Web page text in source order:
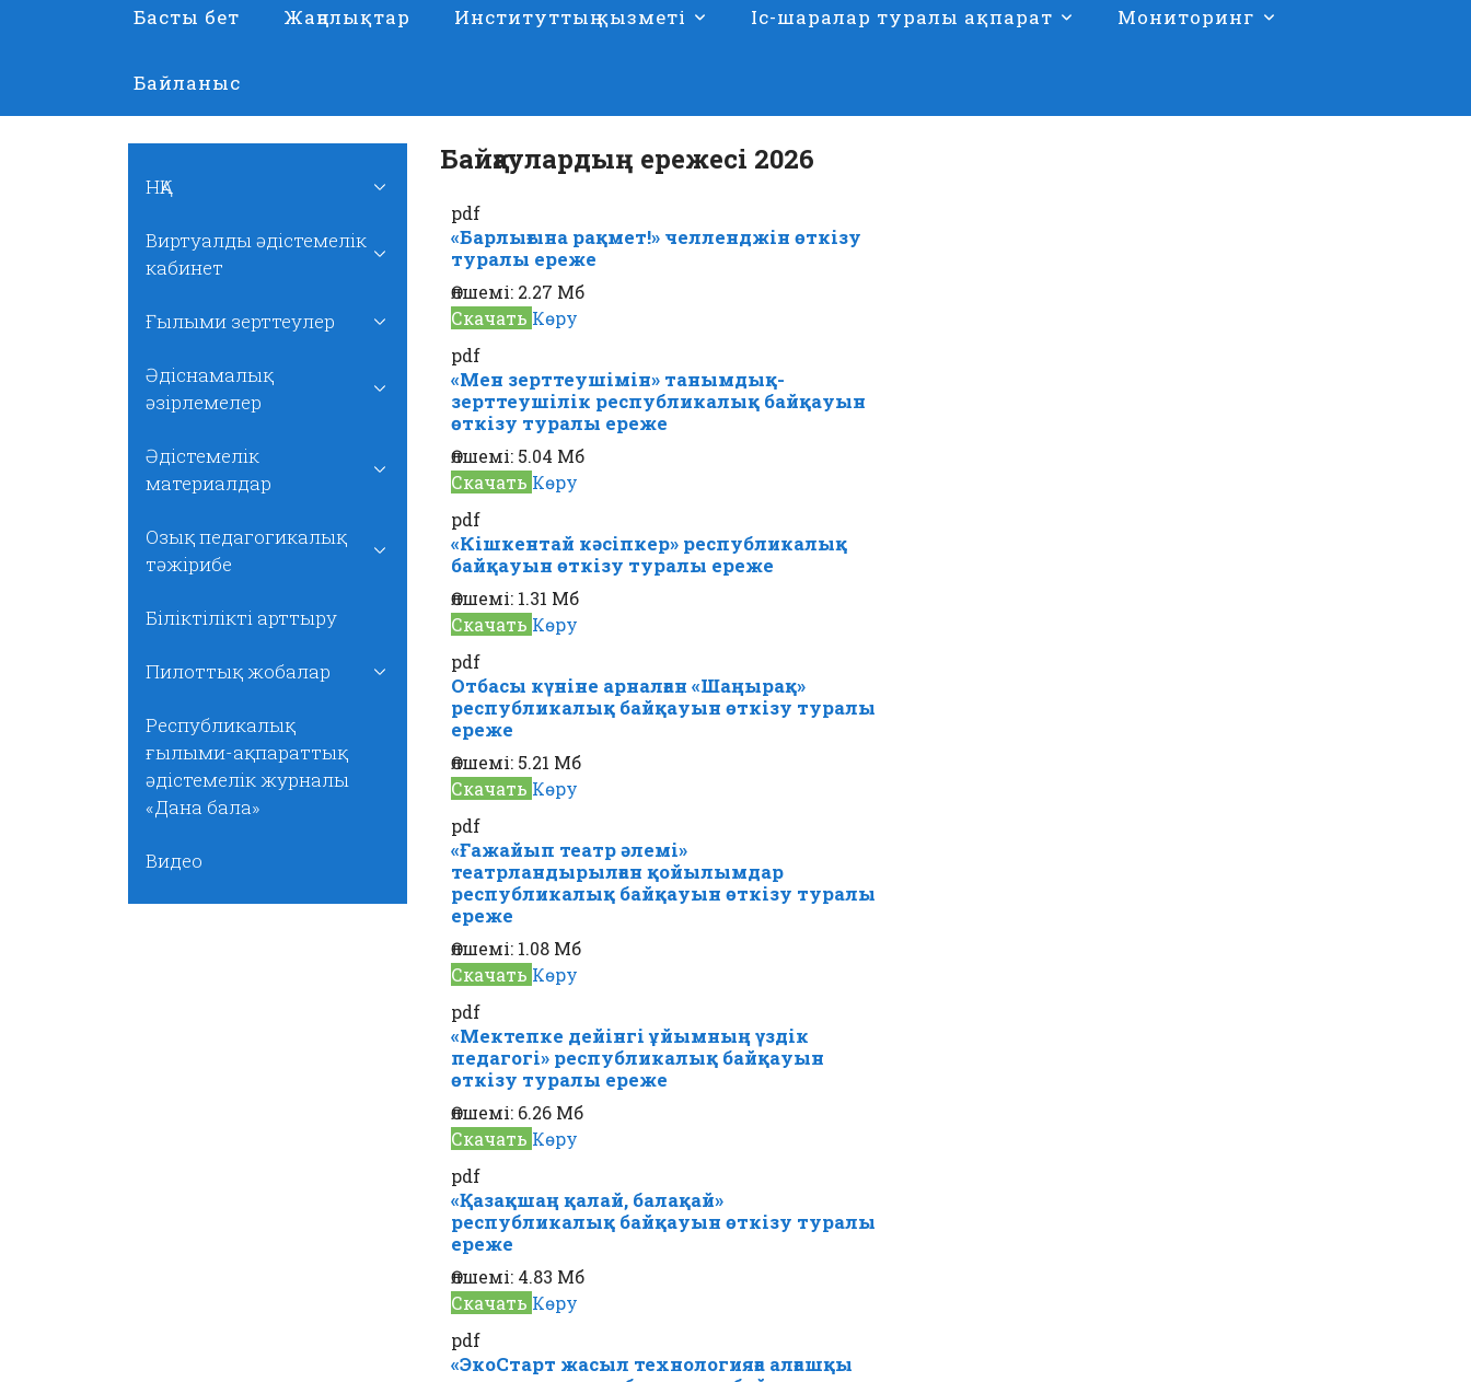
Басты бет Жаңалықтар Институттың қызметі Іс-шаралар туралы ақпарат Мониторинг
Байланыс
НҚА
Виртуалды әдістемелік
кабинет
Ғылыми зерттеулер
Әдіснамалық
әзірлемелер
Әдістемелік
материалдар
Озық педагогикалық
тәжірибе
Біліктілікті арттыру
Пилоттық жобалар
Республикалық
ғылыми-ақпараттық
әдістемелік журналы
«Дана бала»
Видео
Байқаулардың ережесі 2026
pdf
«Барлығына рақмет!» челленджін өткізу
туралы ереже
Өлшемі: 2.27 Мб
Скачать Көру
pdf
«Мен зерттеушімін» танымдық-
зерттеушілік республикалық байқауын
өткізу туралы ереже
Өлшемі: 5.04 Мб
Скачать Көру
pdf
«Кішкентай кәсіпкер» республикалық
байқауын өткізу туралы ереже
Өлшемі: 1.31 Мб
Скачать Көру
pdf
Отбасы күніне арналған «Шаңырақ»
республикалық байқауын өткізу туралы
ереже
Өлшемі: 5.21 Мб
Скачать Көру
pdf
«Ғажайып театр әлемі»
театрландырылған қойылымдар
республикалық байқауын өткізу туралы
ереже
Өлшемі: 1.08 Мб
Скачать Көру
pdf
«Мектепке дейінгі ұйымның үздік
педагогі» республикалық байқауын
өткізу туралы ереже
Өлшемі: 6.26 Мб
Скачать Көру
pdf
«Қазақшаң қалай, балақай»
республикалық байқауын өткізу туралы
ереже
Өлшемі: 4.83 Мб
Скачать Көру
pdf
«ЭкоСтарт жасыл технологияға алғашқы